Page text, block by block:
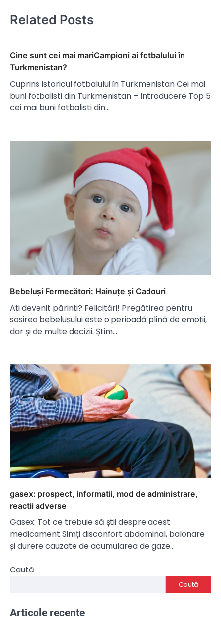
Related Posts
Cine sunt cei mai mariCampioni ai fotbalului în
Turkmenistan?
Cuprins Istoricul fotbalului în Turkmenistan Cei mai
buni fotbalisti din Turkmenistan – Introducere Top 5
cei mai buni fotbalisti din…
Bebeluși Fermecători: Hainuțe și Cadouri
Ați devenit părinți? Felicitări! Pregătirea pentru
sosirea bebelușului este o perioadă plină de emoții,
dar și de multe decizii. Știm…
gasex: prospect, informatii, mod de administrare,
reactii adverse
Gasex: Tot ce trebuie să știi despre acest
medicament Simți disconfort abdominal, balonare
și durere cauzate de acumularea de gaze…
Caută
Caută
Articole recente